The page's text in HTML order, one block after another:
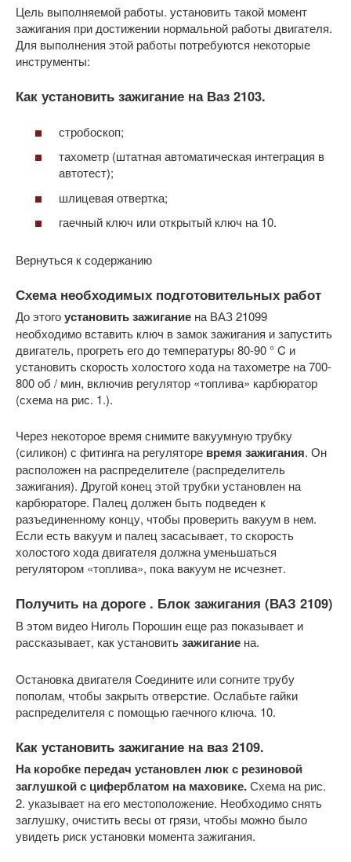
Цель выполняемой работы. установить такой момент
зажигания при достижении нормальной работы двигателя.
Для выполнения этой работы потребуются некоторые
инструменты:
Как установить зажигание на Ваз 2103.
стробоскоп;
тахометр (штатная автоматическая интеграция в
автотест);
шлицевая отвертка;
гаечный ключ или открытый ключ на 10.
Вернуться к содержанию
Схема необходимых подготовительных работ
До этогоустановить зажигание на ВАЗ 21099
необходимо вставить ключ в замок зажигания и запустить
двигатель, прогреть его до температуры 80-90 ° C и
установить скорость холостого хода на тахометре на 700-
800 об / мин, включив регулятор «топлива» карбюратор
(схема на рис. 1.).
Через некоторое время снимите вакуумную трубку
(силикон) с фитинга на регуляторе время зажигания. Он
расположен на распределителе (распределитель
зажигания). Другой конец этой трубки установлен на
карбюраторе. Палец должен быть подведен к
разъединенному концу, чтобы проверить вакуум в нем.
Если есть вакуум и палец засасывает, то скорость
холостого хода двигателя должна уменьшаться
регулятором «топлива», пока вакуум не исчезнет.
Получить на дороге . Блок зажигания (ВАЗ 2109)
В этом видео Ниголь Порошин еще раз показывает и
рассказывает, как установитьзажигание на.
Остановка двигателя Соедините или согните трубу
пополам, чтобы закрыть отверстие. Ослабьте гайки
распределителя с помощью гаечного ключа. 10.
Как установить зажигание на ваз 2109.
На коробке передач установлен люк с резиновой
заглушкой с циферблатом на маховике.Схема на рис.
2. указывает на его местоположение. Необходимо снять
заглушку, очистить весы от грязи, чтобы можно было
увидеть риск установки момента зажигания.